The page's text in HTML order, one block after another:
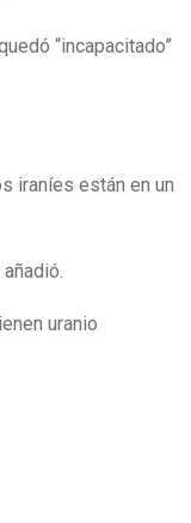
“incapacitado”
iraníes están en un
uranio